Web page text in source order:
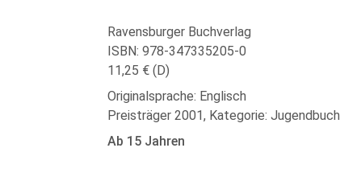
Ravensburger Buchverlag
ISBN: 978-347335205-0
11,25 € (D)
Originalsprache: Englisch
Preisträger 2001, Kategorie: Jugendbuch
Ab 15 Jahren